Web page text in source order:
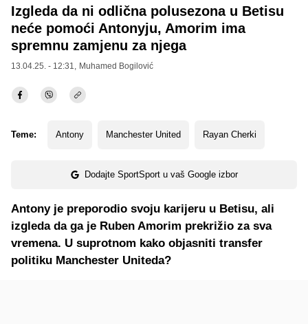
Izgleda da ni odlična polusezona u Betisu
neće pomoći Antonyju, Amorim ima
spremnu zamjenu za njega
13.04.25. - 12:31, Muhamed Bogilović
Teme: Antony Manchester United Rayan Cherki
Dodajte SportSport u vaš Google izbor
Antony je preporodio svoju karijeru u Betisu, ali
izgleda da ga je Ruben Amorim prekrižio za sva
vremena. U suprotnom kako objasniti transfer
politiku Manchester Uniteda?